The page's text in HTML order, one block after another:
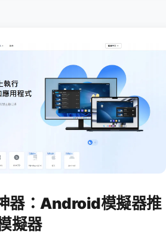
器：Android模擬器推
擬器